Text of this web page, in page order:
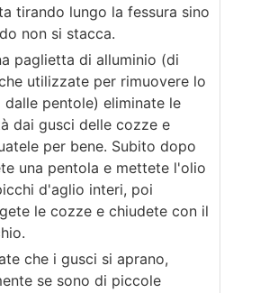
tirando lungo la fessura sino
non si stacca.
paglietta di alluminio (di
utilizzate per rimuovere lo
dalle pentole) eliminate le
dai gusci delle cozze e
per bene. Subito dopo
una pentola e mettete l'olio
d'aglio interi, poi
le cozze e chiudete con il
che i gusci si aprano,
se sono di piccole